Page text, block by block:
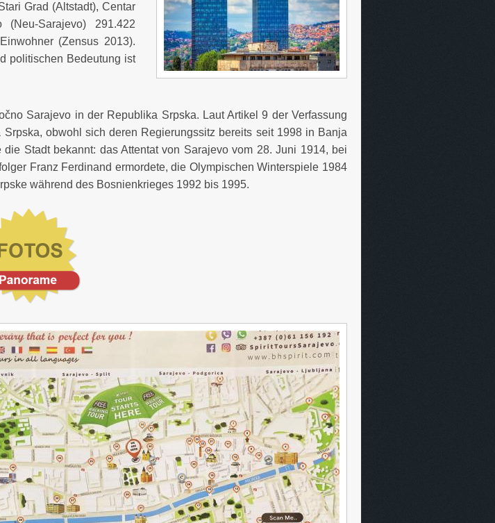
Grad (Altstadt), Centar
Sarajevo) 291.422
(Zensus 2013).
politischen Bedeutung ist
Sarajevo in der Republika Srpska. Laut Artikel 9 der Verfassung
obwohl sich deren Regierungssitz bereits seit 1998 in Banja
Stadt bekannt: das Attentat von Sarajevo vom 28. Juni 1914, bei
Franz Ferdinand ermordete, die Olympischen Winterspiele 1984
während des Bosnienkrieges 1992 bis 1995.